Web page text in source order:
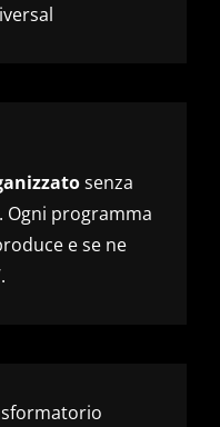
senza
Ogni programma
e se ne